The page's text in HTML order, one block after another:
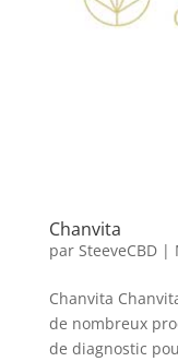
Chanvita
par SteeveCBD|
Chanvita
de nombreux
de diagnostic